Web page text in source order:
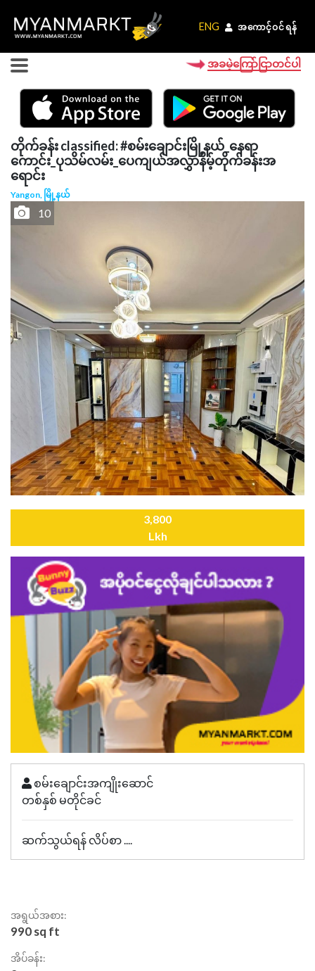
ENG အကောင့်ဝင်ရန်
ENG အကောင့်ဝင်ရန်
အခမဲ့ကြော်ငြာတင်ပါ
တိုက်ခန်း classified: #စမ်းချောင်းမြို့နယ်_နေရာ
ကောင်း_ပုသိမ်လမ်း_ပေကျယ်အလွှာနိမ့်တိုက်ခန်းအ
ရောင်း
Yangon, မြို့နယ်
10
3,800
Lkh
စမ်းချောင်းအကျိုးဆောင်
တစ်နှစ် မတိုင်ခင်
ဆက်သွယ်ရန် လိပ်စာ ....
အရွယ်အစား:
990 sq ft
အိပ်ခန်း: